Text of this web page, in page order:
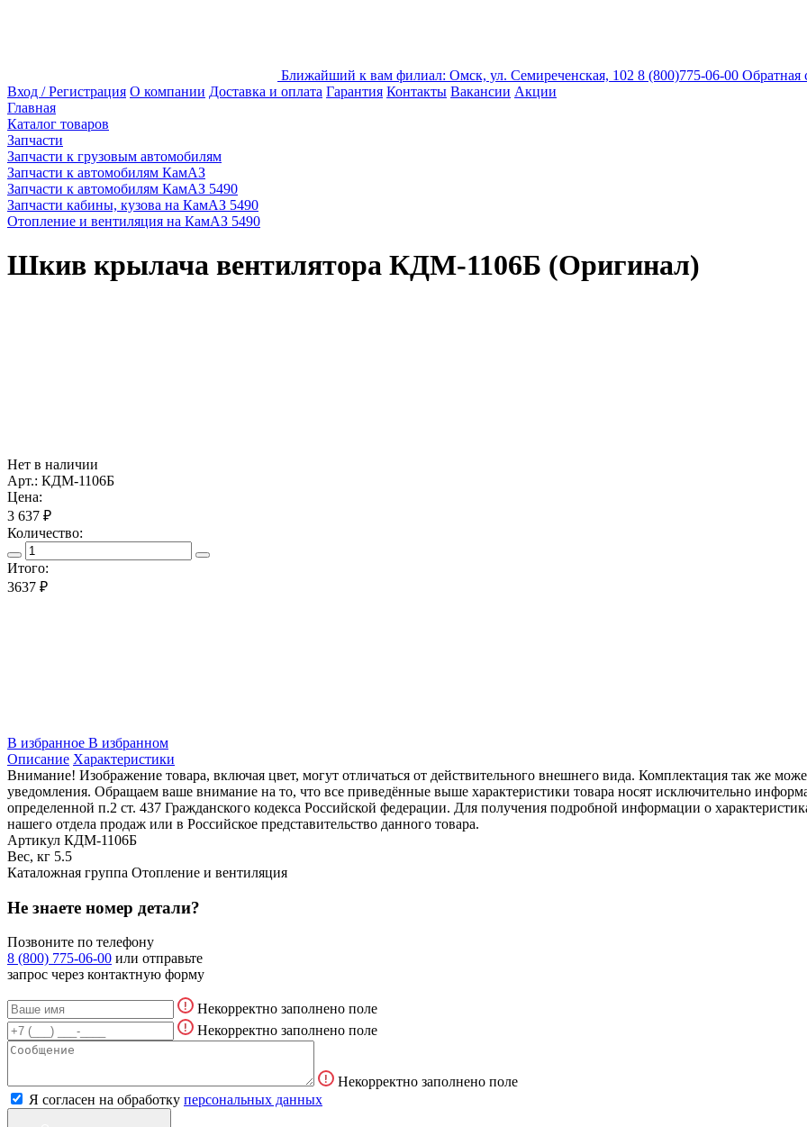
Ближайший к вам филиал: Омск, ул. Семиреченская, 102 8 (800)775-06-00 Обратная
Вход / Регистрация О компании Доставка и оплата Гарантия Контакты Вакансии Акции
Главная
Каталог товаров
Запчасти
Запчасти к грузовым автомобилям
Запчасти к автомобилям КамАЗ
Запчасти к автомобилям КамАЗ 5490
Запчасти кабины, кузова на КамАЗ 5490
Отопление и вентиляция на КамАЗ 5490
Шкив крылача вентилятора КДМ-1106Б (Оригинал)
Нет в наличии
Арт.: КДМ-1106Б
Цена:
3 637 ₽
Количество:
Итого:
3637 ₽
В избранное В избранном
Описание Характеристики
Внимание! Изображение товара, включая цвет, могут отличаться от действительного внешнего вида. Комплектация так же
уведомления. Обращаем ваше внимание на то, что все приведённые выше характеристики товара носят исключительно
определенной п.2 ст. 437 Гражданского кодекса Российской федерации. Для получения подробной информации о
нашего отдела продаж или в Российское представительство данного товара.
Артикул КДМ-1106Б
Вес, кг 5.5
Каталожная группа Отопление и вентиляция
Не знаете номер детали?
Позвоните по телефону
8 (800) 775-06-00 или отправьте
запрос через контактную форму
Некорректно заполнено поле
Некорректно заполнено поле
Некорректно заполнено поле
Я согласен на обработку персональных данных